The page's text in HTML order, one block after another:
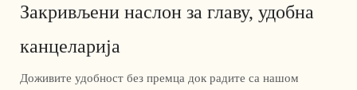
Закривљени наслон за главу, удобна
канцеларија
Доживите удобност без премца док радите са нашом